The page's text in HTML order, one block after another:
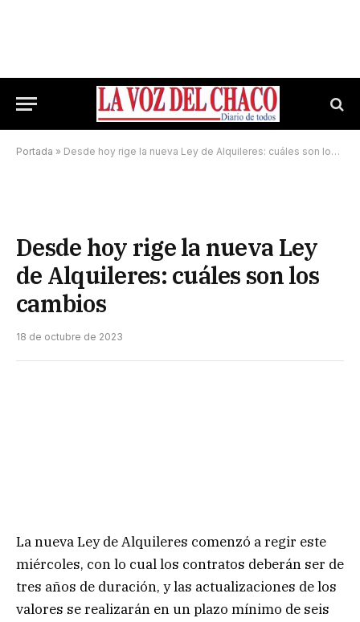
Portada » Desde hoy rige la nueva Ley de Alquileres: cuáles son los cambios
Desde hoy rige la nueva Ley
de Alquileres: cuáles son los
cambios
18 de octubre de 2023
La nueva Ley de Alquileres comenzó a regir este
miércoles, con lo cual los contratos deberán ser de
tres años de duración, y las actualizaciones de los
valores se realizarán en un plazo mínimo de seis